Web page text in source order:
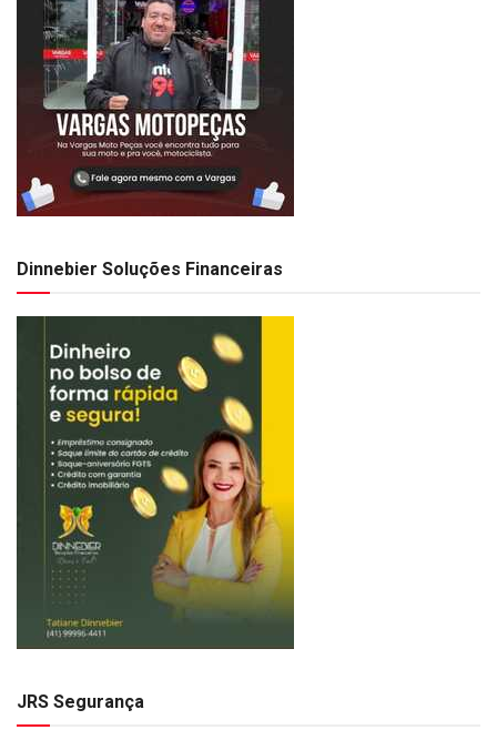
Dinnebier Soluções Financeiras
JRS Segurança